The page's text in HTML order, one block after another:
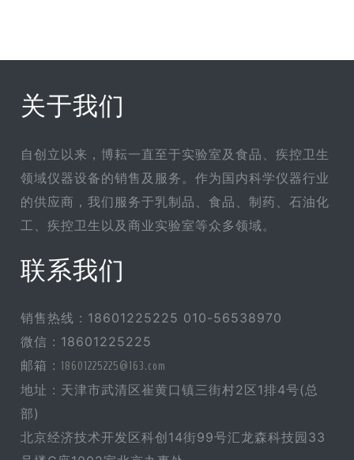
关于我们
自创立以来，博耘一直至于实验室及食品、疾控卫生
领域仪器设备的销售及服务。作为国内科学仪器行业
的供应商，我们服务于乳制品、食品、制药、石油化
工、疾控卫生以及商业实验室等众多领域。
联系我们
销售热线 : 18601225225 010-56538970
微信 : 18601225225
邮箱 : 18601225225@163.com
地址 : 天津市武清区崔黄口镇三街村2区1排4号(总
部)
北京经济技术开发区科创14街99号汇龙森科技园33